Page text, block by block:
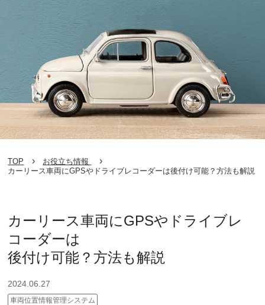
TOP
お役立ち情報
カーリース車両にGPSやドライブレコーダーは後付け可能？方法も解説
カーリース車両にGPSやドライブレ
コーダーは
後付け可能？方法も解説
2024.06.27
車両位置情報管理システム